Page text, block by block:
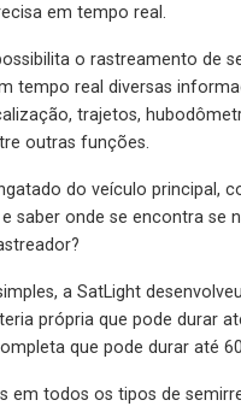
em tempo real.
o rastreamento de
tempo real diversas
trajetos,
outras funções.
do veículo principal,
saber onde se encontra se
a SatLight
própria que pode durar
que pode durar até
em todos os tipos de